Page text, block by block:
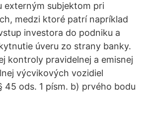
externým subjektom pri
medzi ktoré patrí napríklad
investora do podniku a
úveru zo strany banky.
kontroly pravidelnej a emisnej
výcvikových vozidiel
45 ods. 1 písm. b) prvého bodu